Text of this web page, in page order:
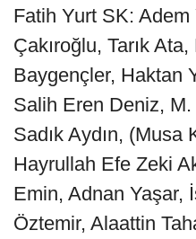
Fatih Yurt SK: Adem
Çakıroğlu, Tarık
Baygençler, Haktan
Salih Eren Deniz,
Sadık Aydın, (Musa
Hayrullah Efe Zeki
Emin, Adnan Yaşar,
Öztemir, Alaattin